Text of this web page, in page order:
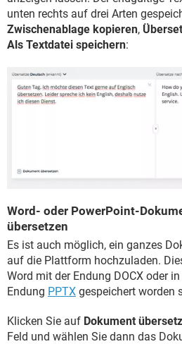
unten rechts auf drei Arten
Zwischenablage kopieren,
Als Textdatei speichern:
Word- oder PowerPoint-
übersetzen
Es ist auch möglich, ein ganzes
auf die Plattform hochzuladen.
Word mit der Endung DOCX oder
Endung PPTX gespeichert worden
Klicken Sie auf Dokument
Feld und wählen Sie dann das